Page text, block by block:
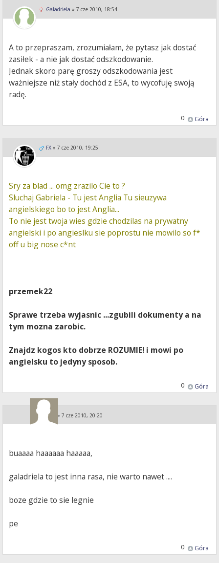
Galadriela » 7 cze 2010, 18:54
A to przepraszam, zrozumiałam, że pytasz jak dostać
zasiłek - a nie jak dostać odszkodowanie.
Jednak skoro parę groszy odszkodowania jest
ważniejsze niż stały dochód z ESA, to wycofuję swoją
radę.
Góra
0
FX » 7 cze 2010, 19:25
Sry za blad ... omg zrazilo Cie to ?
Sluchaj Gabriela - Tu jest Anglia Tu sieuzywa
angielskiego bo to jest Anglia...
To nie jest twoja wies gdzie chodzilas na prywatny
angielski i po angieslku sie poprostu nie mowilo so f*
off u big nose c*nt
przemek22
Sprawe trzeba wyjasnic ...zgubili dokumenty a na
tym mozna zarobic.
Znajdz kogos kto dobrze ROZUMIE! i mowi po
angielsku to jedyny sposob.
Góra
0
KA i PE » 7 cze 2010, 20:20
buaaaa haaaaaa haaaaa,
galadriela to jest inna rasa, nie warto nawet ....
boze gdzie to sie legnie
pe
Góra
0